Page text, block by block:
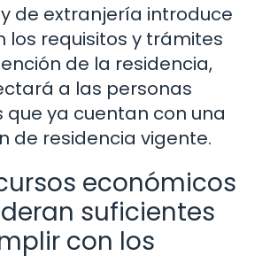
de extranjería introduce
los requisitos y trámites
de la residencia,
a las personas
que ya cuentan con una
de residencia vigente.
económicos
suficientes
con los